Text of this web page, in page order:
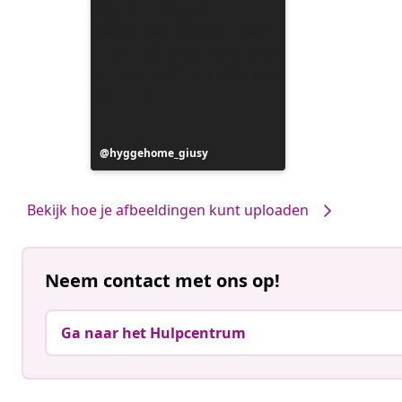
Bericht
gepubliceerd
hyggehome_giusy
Bekijk hoe je afbeeldingen kunt uploaden
Neem contact met ons op!
Ga naar het Hulpcentrum